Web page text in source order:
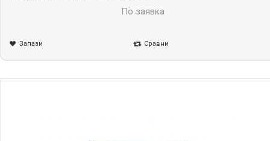
По заявка
Запази Сравни